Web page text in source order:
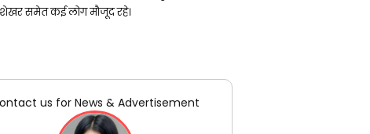
समेत कई लोग मौजूद रहे।
us for News & Advertisement